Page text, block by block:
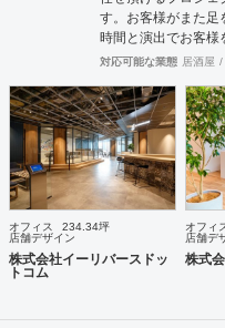
す。お客様がまた足
時間と演出でお客様
かけるレイアウトと
持っております。
安要素、 新規オー
ほか不明点など、ま
対応可能な業態 居酒屋
オフィス
234.34坪
店舗デザイン
株式会社イーリバースドッ
トコム
オフィ
店舗デ
株式